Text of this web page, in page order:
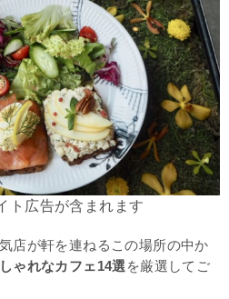
ト広告が含まれます
店が軒を連ねるこの場所の中か
ゃれなカフェ14選を厳選してご